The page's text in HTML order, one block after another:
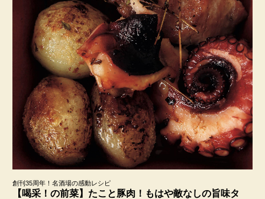
創刊35周年！名酒場の感動レシピ
【喝采！の前菜】たこと豚肉！もはや敵なしの旨味タ